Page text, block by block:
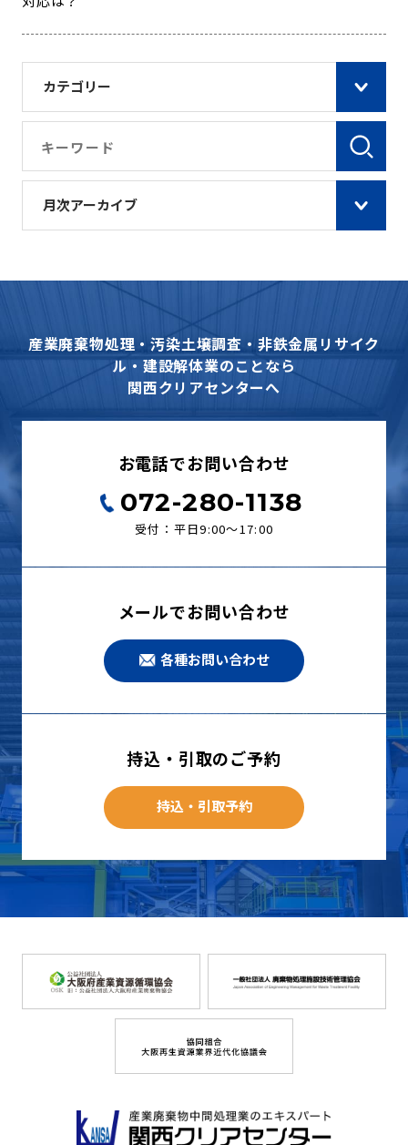
カテゴリー
月次アーカイブ
産業廃棄物処理・汚染土壌調査・非鉄金属リサイク
ル・建設解体業のことなら
関西クリアセンターへ
お電話でお問い合わせ
072-280-1138
受付：平日9:00〜17:00
メールでお問い合わせ
各種お問い合わせ
持込・引取のご予約
持込・引取予約